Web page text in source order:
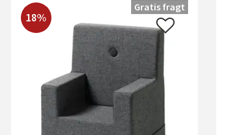
18%
Gratis fragt